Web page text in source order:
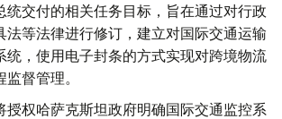
统交付的相关任务目标，旨在通过对行政
法等法律进行修订，建立对国际交通运输
统，使用电子封条的方式实现对跨境物流
督管理。
授权哈萨克斯坦政府明确国际交通监控系